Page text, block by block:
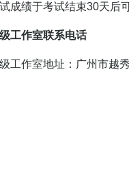
绩于考试结束30天后可
工作室联系电话
作室地址：广州市越秀
国音协
东省
东省